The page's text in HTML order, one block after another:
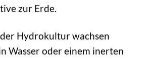
zur Erde.
Hydrokultur wachsen
Wasser oder einem inerten